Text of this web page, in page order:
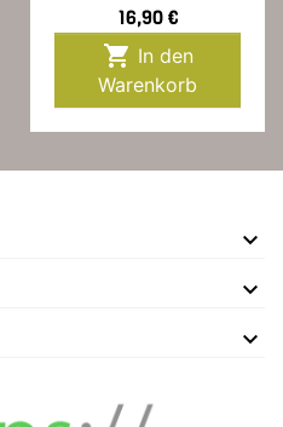
Preis
16,90 €

Warenkorb